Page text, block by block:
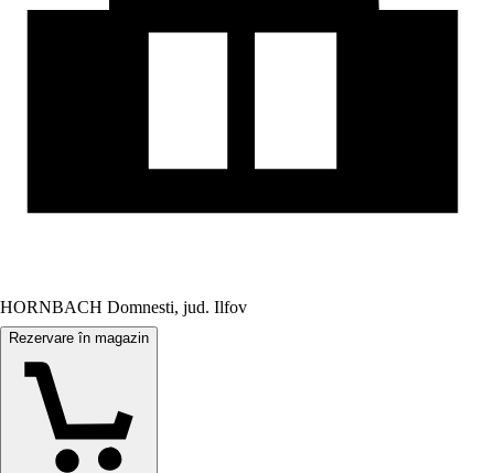
HORNBACH Domnesti, jud. Ilfov
Rezervare în magazin